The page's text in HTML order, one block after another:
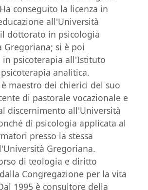
conseguito la licenza in
all'Università
dottorato in psicologia
Gregoriana; si è poi
in psicoterapia all'Istituto
analitica.
maestro dei chierici del suo
di pastorale vocazionale e
discernimento all'Università
di psicologia applicata al
presso la stessa
Gregoriana.
di teologia e diritto
Congregazione per la vita
1995 è consultore della